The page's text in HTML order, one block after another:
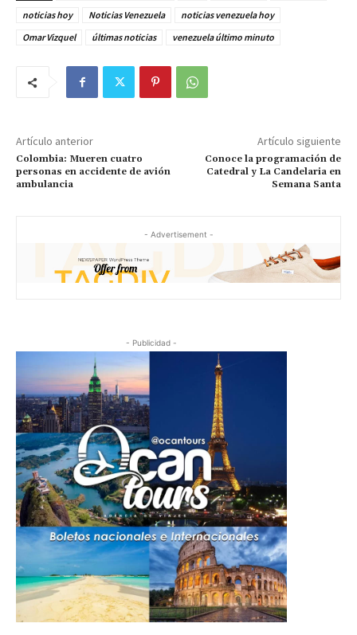
noticias hoy
Noticias Venezuela
noticias venezuela hoy
Omar Vizquel
últimas noticias venezuela último minuto
Artículo anterior
Colombia: Mueren cuatro
personas en accidente de avión
ambulancia
Artículo siguiente
Conoce la programación de
Catedral y La Candelaria en
Semana Santa
- Advertisement -
- Publicidad -